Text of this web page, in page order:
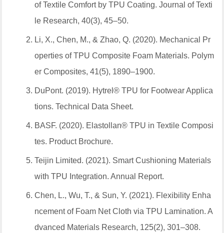
of Textile Comfort by TPU Coating. Journal of Texti
le Research, 40(3), 45–50.
Li, X., Chen, M., & Zhao, Q. (2020). Mechanical Pr
operties of TPU Composite Foam Materials. Polym
er Composites, 41(5), 1890–1900.
DuPont. (2019). Hytrel® TPU for Footwear Applica
tions. Technical Data Sheet.
BASF. (2020). Elastollan® TPU in Textile Composi
tes. Product Brochure.
Teijin Limited. (2021). Smart Cushioning Materials
with TPU Integration. Annual Report.
Chen, L., Wu, T., & Sun, Y. (2021). Flexibility Enha
ncement of Foam Net Cloth via TPU Lamination. A
dvanced Materials Research, 125(2), 301–308.